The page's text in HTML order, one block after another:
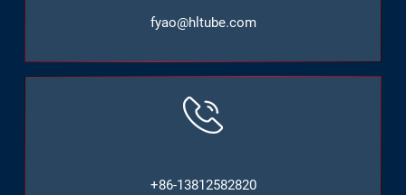
fyao@hltube.com
+86-13812582820